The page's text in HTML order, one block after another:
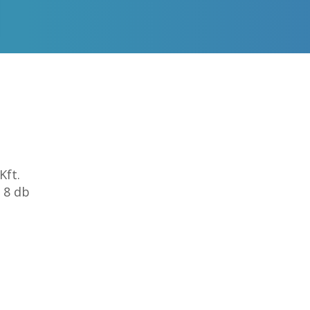
8 db